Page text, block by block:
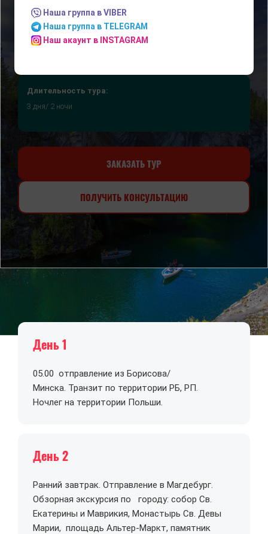
Длительность тура:
3 дня/ 2 ночи
ЗАКАЗАТЬ ТУР
ПОЛУЧИТЬ КОНСУЛЬТАЦИЮ
ПРОГРАММА ТУРА ПО ДНЯМ
День 1
05.00 отправление из Борисова/
Минска. Транзит по территории РБ, РП.
Ночлег на территории Польши.
День 2
Ранний завтрак. Отправление в Магдебург.
Обзорная экскурсия по городу: собор Св.
Екатерины и Маврикия, Монастырь Св. Девы
Марии, площадь Альтер-Маркт, памятник
Наша группа в VIBER
Наша группа в TELEGRAM
Наш акаунт в INSTAGRAM